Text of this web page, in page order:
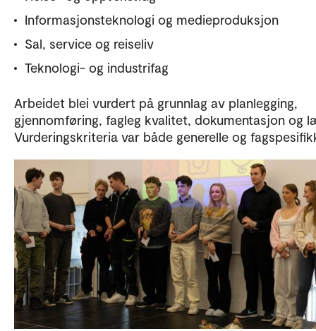
Informasjonsteknologi og medieproduksjon
Sal, service og reiseliv
Teknologi- og industrifag
Arbeidet blei vurdert på grunnlag av planlegging,
gjennomføring, fagleg kvalitet, dokumentasjon og
Vurderingskriteria var både generelle og